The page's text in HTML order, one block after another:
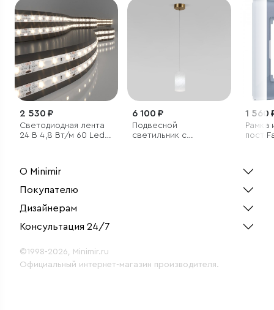
2 530 ₽
Светодиодная лента
24 В 4,8 Вт/м 60 Led/
6 100 ₽
Подвесной
светильник с
1 560
Рамка
пост
О Minimir
Покупателю
Дизайнерам
Консультация 24/7
©1998-2026, Minimir.ru
Официальный интернет-магазин производителя.